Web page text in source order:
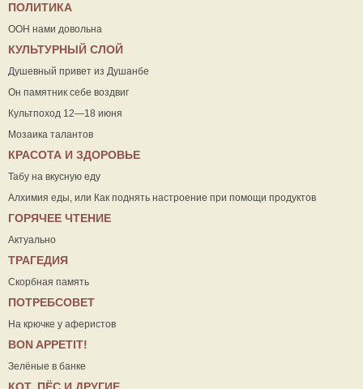
ПОЛИТИКА
ООН нами довольна
КУЛЬТУРНЫЙ СЛОЙ
Душевный привет из Душанбе
Он памятник себе воздвиг
Культпоход 12—18 июня
Мозаика талантов
КРАСОТА И ЗДОРОВЬЕ
Табу на вкусную еду
Алхимия еды, или Как поднять настроение при помощи продуктов
ГОРЯЧЕЕ ЧТЕНИЕ
Актуально
ТРАГЕДИЯ
Скорбная память
ПОТРЕБСОВЕТ
На крючке у аферистов
ВON APPETIT!
Зелёные в банке